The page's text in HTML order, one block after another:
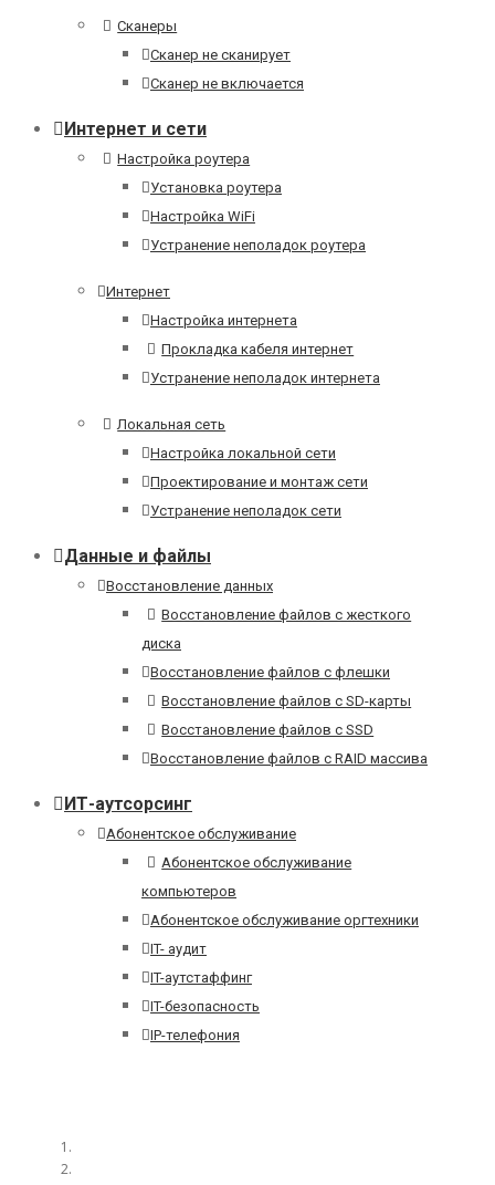
Сканеры
Сканер не сканирует
Сканер не включается
Интернет и сети
Настройка роутера
Установка роутера
Настройка WiFi
Устранение неполадок роутера
Интернет
Настройка интернета
Прокладка кабеля интернет
Устранение неполадок интернета
Локальная сеть
Настройка локальной сети
Проектирование и монтаж сети
Устранение неполадок сети
Данные и файлы
Восстановление данных
Восстановление файлов с жесткого
диска
Восстановление файлов с флешки
Восстановление файлов с SD-карты
Восстановление файлов с SSD
Восстановление файлов с RAID массива
ИТ-аутсорсинг
Абонентское обслуживание
Абонентское обслуживание
компьютеров
Абонентское обслуживание оргтехники
IT- аудит
IT-аутстаффинг
IT-безопасность
IP-телефония